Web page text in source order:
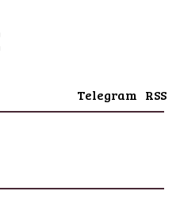
Telegram RSS